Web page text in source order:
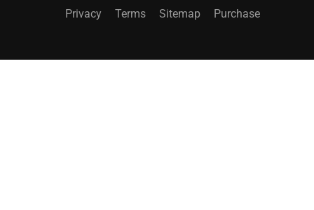
Privacy Terms Sitemap Purchase